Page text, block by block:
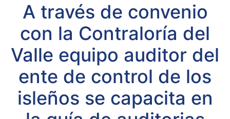
A través de convenio
con la Contraloría del
Valle equipo auditor del
ente de control de los
isleños se capacita en